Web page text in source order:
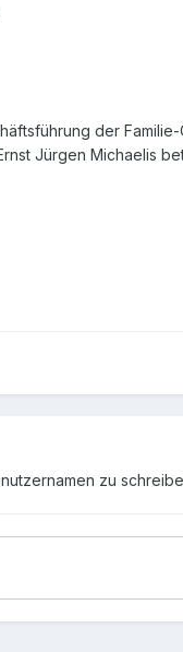
der
Jürgen Michaelis
zu